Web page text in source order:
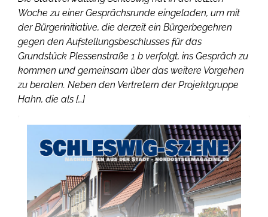
Woche zu einer Gesprächsrunde eingeladen, um mit
der Bürgerinitiative, die derzeit ein Bürgerbegehren
gegen den Aufstellungsbeschlusses für das
Grundstück Plessenstraße 1 b verfolgt, ins Gespräch zu
kommen und gemeinsam über das weitere Vorgehen
zu beraten. Neben den Vertretern der Projektgruppe
Hahn, die als […]